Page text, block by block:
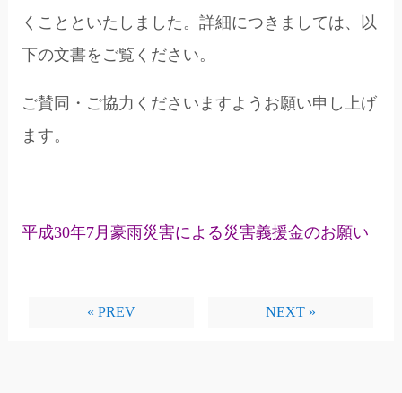
くことといたしました。詳細につきましては、以
下の文書をご覧ください。
ご賛同・ご協力くださいますようお願い申し上げ
ます。
平成30年7月豪雨災害による災害義援金のお願い
« PREV NEXT »